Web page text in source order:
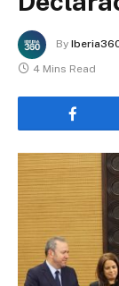
By
4 Mins Read